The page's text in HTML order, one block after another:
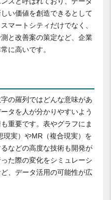
い価値を創造できるとして
マートシティだけでなく、
と改善案の策定など、企業
に高いです。
の羅列ではどんな意味があ
タを人が分かりやすいよう
重要です。表やグラフにま
現実）やMR（複合現実）を
などの高度な技術も開発が
た際の変化をシミュレーシ
、データ活用の可能性が広